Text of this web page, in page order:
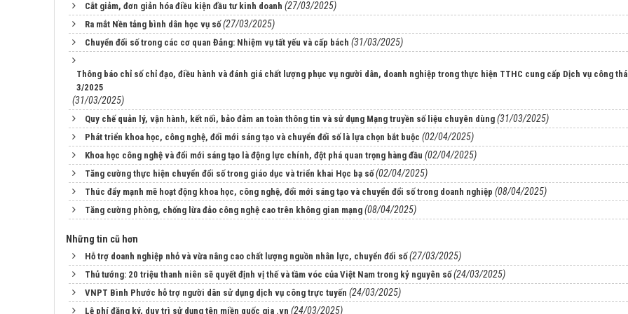
Cắt giảm, đơn giản hóa điều kiện đầu tư kinh doanh (27/03/2025)
Ra mắt Nền tảng bình dân học vụ số (27/03/2025)
Chuyển đổi số trong các cơ quan Đảng: Nhiệm vụ tất yếu và cấp bách (31/03/2025)
Thông báo chỉ số chỉ đạo, điều hành và đánh giá chất lượng phục vụ người dân, doanh nghiệp trong thực hiện TTHC cung cấp Dịch vụ công
3/2025
(31/03/2025)
Quy chế quản lý, vận hành, kết nối, bảo đảm an toàn thông tin và sử dụng Mạng truyền số liệu chuyên dùng (31/03/2025)
Phát triển khoa học, công nghệ, đổi mới sáng tạo và chuyển đổi số là lựa chọn bắt buộc (02/04/2025)
Khoa học công nghệ và đổi mới sáng tạo là động lực chính, đột phá quan trọng hàng đầu (02/04/2025)
Tăng cường thực hiện chuyển đổi số trong giáo dục và triển khai Học bạ số (02/04/2025)
Thúc đẩy mạnh mẽ hoạt động khoa học, công nghệ, đổi mới sáng tạo và chuyển đổi số trong doanh nghiệp (08/04/2025)
Tăng cường phòng, chống lừa đảo công nghệ cao trên không gian mạng (08/04/2025)
Những tin cũ hơn
Hỗ trợ doanh nghiệp nhỏ và vừa nâng cao chất lượng nguồn nhân lực, chuyển đổi số (27/03/2025)
Thủ tướng: 20 triệu thanh niên sẽ quyết định vị thế và tầm vóc của Việt Nam trong kỷ nguyên số (24/03/2025)
VNPT Bình Phước hỗ trợ người dân sử dụng dịch vụ công trực tuyến (24/03/2025)
Lệ phí đăng ký, duy trì sử dụng tên miền quốc gia .vn (24/03/2025)